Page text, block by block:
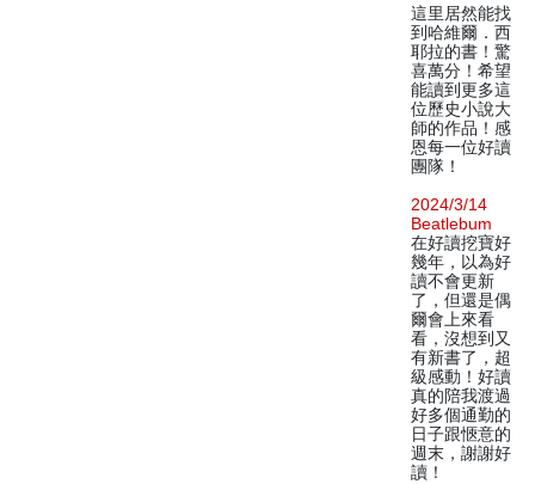
這里居然能找
到哈維爾．西
耶拉的書！驚
喜萬分！希望
能讀到更多這
位歷史小說大
師的作品！感
恩每一位好讀
團隊！
2024/3/14
Beatlebum
在好讀挖寶好
幾年，以為好
讀不會更新
了，但還是偶
爾會上來看
看，沒想到又
有新書了，超
級感動！好讀
真的陪我渡過
好多個通勤的
日子跟愜意的
週末，謝謝好
讀！